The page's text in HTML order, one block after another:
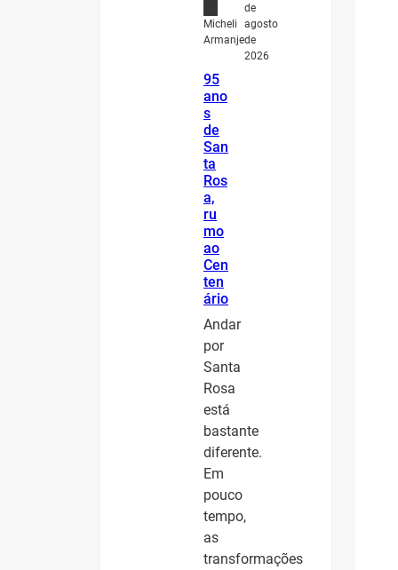
Micheli
Armanje
de
agosto
de
2026
95
ano
s
de
San
ta
Ros
a,
ru
mo
ao
Cen
ten
ário
Andar
por
Santa
Rosa
está
bastante
diferente.
Em
pouco
tempo,
as
transformações